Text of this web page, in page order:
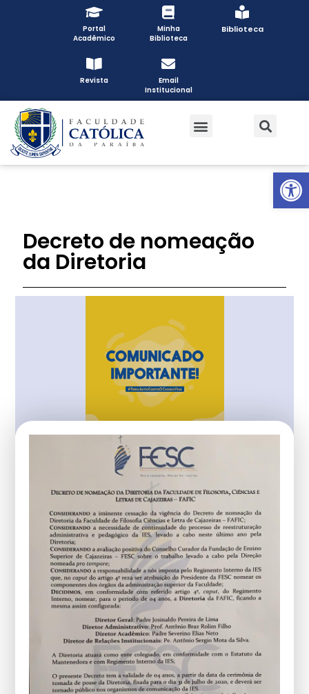
Open toolbar
Portal
Acadêmico
Minha
Biblioteca
Biblioteca
Revista
Email
Institucional
Decreto de nomeação
da Diretoria